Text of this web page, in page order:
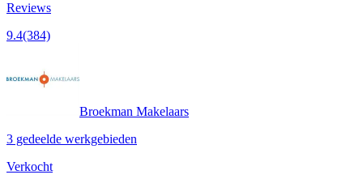
Reviews
9.4(384)
Broekman Makelaars
3 gedeelde werkgebieden
Verkocht